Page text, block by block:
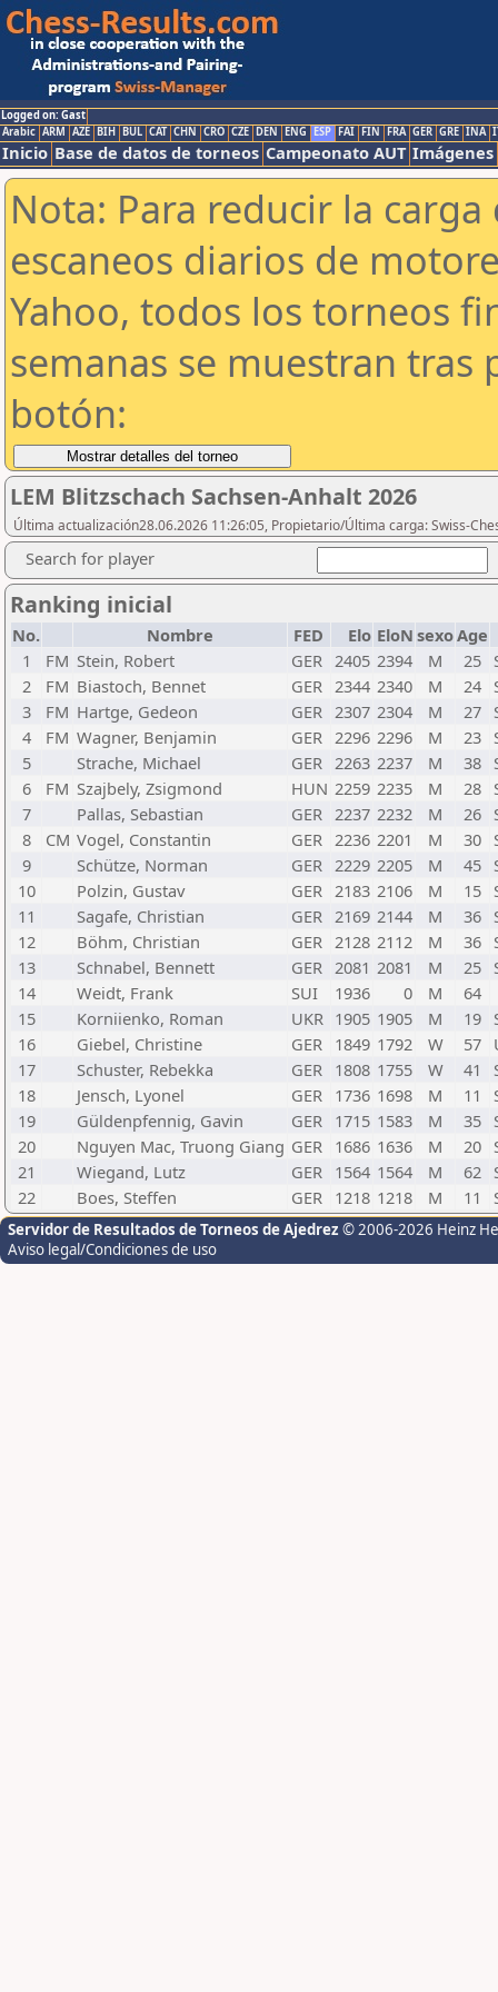
Logged on: Gast
Arabic ARM AZE BIH BUL CAT CHN CRO CZE DEN ENG ESP FAI FIN FRA GER GRE INA
Inicio Base de datos de torneos Campeonato AUT Imágenes
Nota: Para reducir la
escaneos diarios de
Yahoo, todos los torneos
semanas se muestran tras
botón:
LEM Blitzschach Sachsen-Anhalt 2026
Última actualización28.06.2026 11:26:05, Propietario/Última carga: Swiss-
Search for player
Ranking inicial
No. Nombre FED Elo EloN sexoAge
1
FM Stein, Robert GER 2405 2394 M 25
2
FM Biastoch, Bennet GER 2344 2340 M 24
3
FM Hartge, Gedeon GER 2307 2304 M 27
4
FM Wagner, Benjamin GER 2296 2296 M 23
5
Strache, Michael GER 2263 2237 M 38
6
FM Szajbely, Zsigmond HUN 2259 2235 M 28
7
Pallas, Sebastian GER 2237 2232 M 26
8
CM Vogel, Constantin GER 2236 2201 M 30
9
Schütze, Norman GER 2229 2205 M 45
10
Polzin, Gustav GER 2183 2106 M 15
11
Sagafe, Christian GER 2169 2144 M 36
12
Böhm, Christian GER 2128 2112 M 36
13
Schnabel, Bennett GER 2081 2081 M 25
14
Weidt, Frank SUI 1936 0 M
64
15
Korniienko, Roman UKR 1905 1905 M 19
16
Giebel, Christine GER 1849 1792 W 57
17
Schuster, Rebekka GER 1808 1755 W 41
18
Jensch, Lyonel GER 1736 1698 M 11
19
Güldenpfennig, Gavin GER 1715 1583 M 35
20
Nguyen Mac, Truong Giang GER 1686 1636 M 20
21
Wiegand, Lutz GER 1564 1564 M 62
22
Boes, Steffen GER 1218 1218 M 11
Servidor de Resultados de Torneos de Ajedrez © 2006-2026 Heinz
Aviso legal/Condiciones de uso